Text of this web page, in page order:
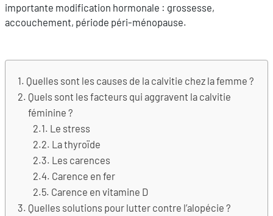
importante modification hormonale : grossesse,
accouchement, période péri-ménopause.
Quelles sont les causes de la calvitie chez la femme ?
Quels sont les facteurs qui aggravent la calvitie
féminine ?
Le stress
La thyroïde
Les carences
Carence en fer
Carence en vitamine D
Quelles solutions pour lutter contre l’alopécie ?